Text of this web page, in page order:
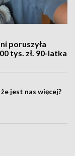
poruszyła
tys. zł. 90-latka
jest nas więcej?